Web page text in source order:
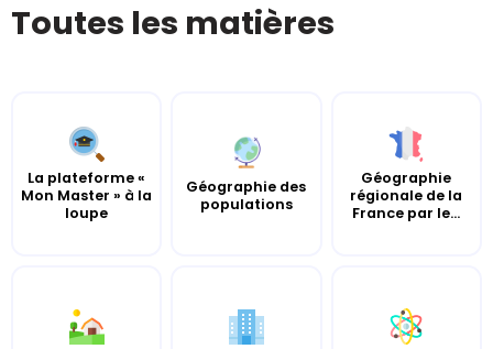
Toutes les matières
La plateforme «
Mon Master » à la
loupe
Géographie des
populations
Géographie
régionale de la
France par le...